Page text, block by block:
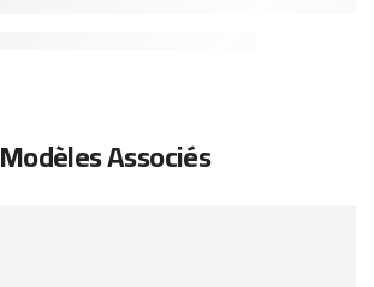
Modèles Associés